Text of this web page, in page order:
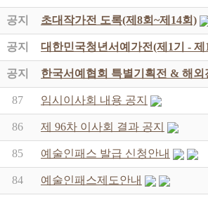
공지 초대작가전 도록(제8회~제14회)
공지 대한민국청년서예가전(제1기 - 제
공지 한국서예협회 특별기획전 & 해외
87 임시이사회 내용 공지
86 제 96차 이사회 결과 공지
85 예술인패스 발급 신청안내
84 예술인패스제도안내